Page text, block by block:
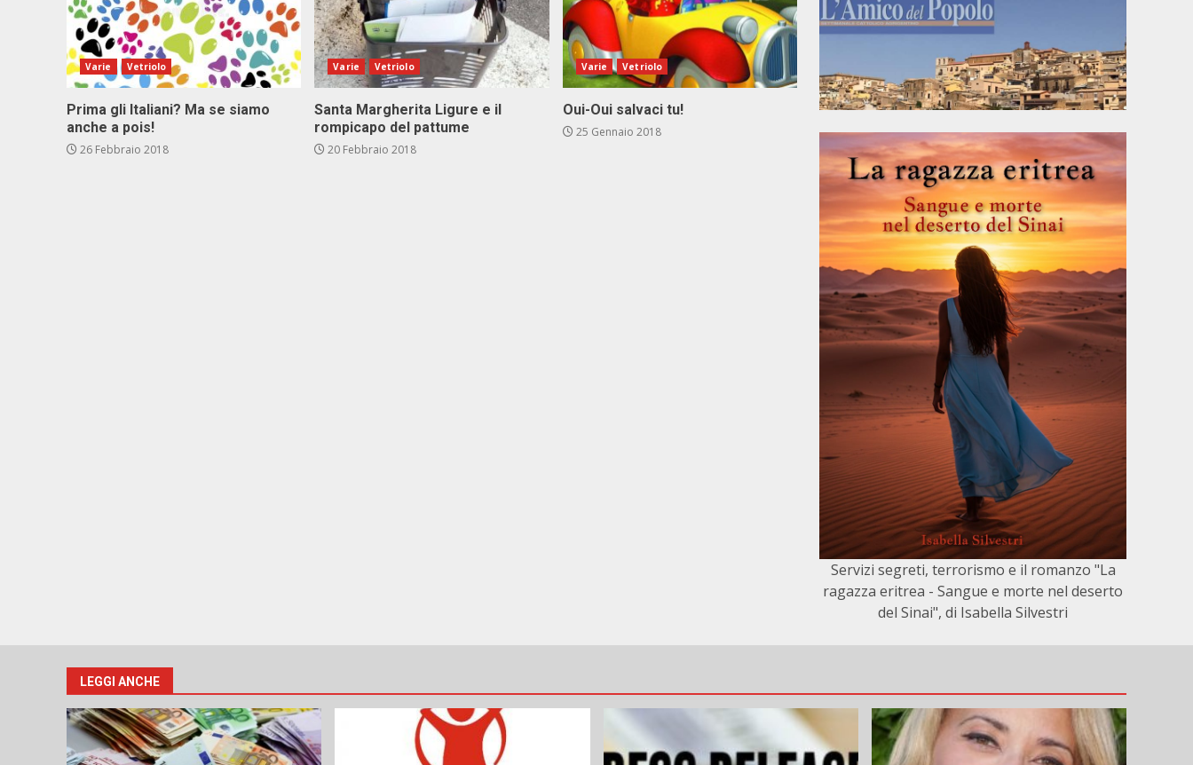
Varie Vetriolo
Prima gli Italiani? Ma se siamo
anche a pois!
26 Febbraio 2018
Varie Vetriolo
Santa Margherita Ligure e il
rompicapo del pattume
20 Febbraio 2018
Varie Vetriolo
Oui-Oui salvaci tu!
25 Gennaio 2018
Servizi segreti, terrorismo e il romanzo "La
ragazza eritrea - Sangue e morte nel deserto
del Sinai", di Isabella Silvestri
LEGGI ANCHE